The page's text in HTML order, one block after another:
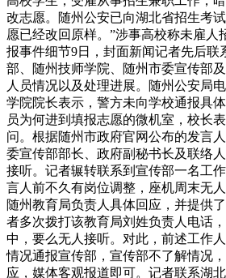
改志愿。随州公安已向湖北省招生考
愿已经改回原样。”涉事高校称未雇人
报事件细节9日，封面新闻记者先后联
部、随州技师学院、随州市委宣传部
人员情况以及处理进展。随州公安局
学院院长表示，警方未向学校通报具
员为何进到填报志愿的微机室，校长
问。根据随州市政府官网公布的发言
委宣传部部长、政府副秘书长及联络
接听。记者辗转联系到宣传部一名工
言人前不久有岗位调整，座机周末无
随州教育局负责人具体回应，并提供
者多次拨打该教育局刘姓负责人电话
中，要么无人接听。对此，前述工作
情况通报宣传部，宣传部不了解情况
应，媒体客观报道即可。记者联系湖